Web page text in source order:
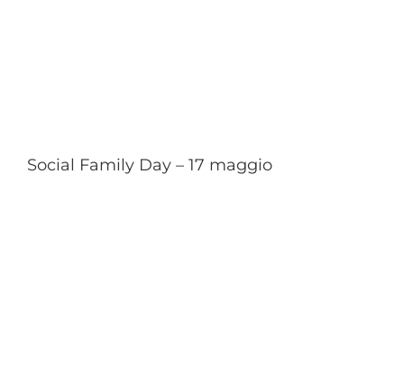
Social Family Day – 17 maggio